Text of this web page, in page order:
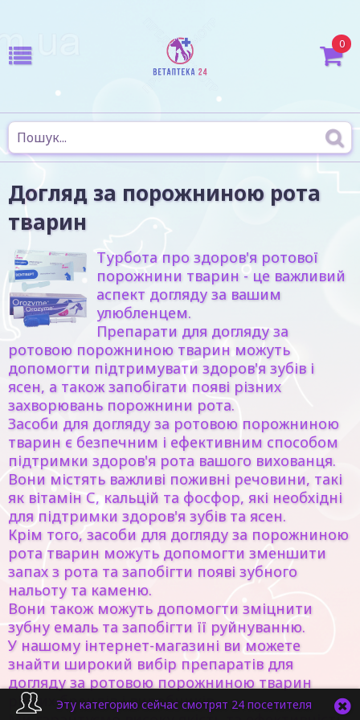
0
Догляд за порожниною рота
тварин
Турбота про здоров'я ротової
порожнини тварин - це важливий
аспект догляду за вашим
улюбленцем.
Препарати для догляду за
ротовою порожниною тварин можуть
допомогти підтримувати здоров'я зубів і
ясен, а також запобігати появі різних
захворювань порожнини рота.
Засоби для догляду за ротовою порожниною
тварин є безпечним і ефективним способом
підтримки здоров'я рота вашого вихованця.
Вони містять важливі поживні речовини, такі
як вітамін С, кальцій та фосфор, які необхідні
для підтримки здоров'я зубів та ясен.
Крім того, засоби для догляду за порожниною
рота тварин можуть допомогти зменшити
запах з рота та запобігти появі зубного
нальоту та каменю.
Вони також можуть допомогти зміцнити
зубну емаль та запобігти її руйнуванню.
У нашому інтернет-магазині ви можете
знайти широкий вибір препаратів для
догляду за ротовою порожниною тварин
різних брендів і виробників.
Эту категорию сейчас смотрят 24 посетителя